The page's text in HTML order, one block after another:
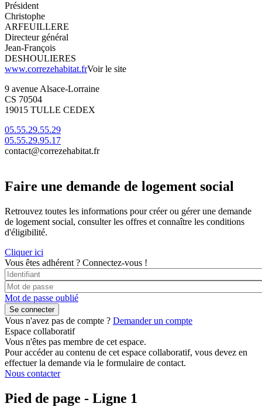
Président
Christophe
ARFEUILLERE
Directeur général
Jean-François
DESHOULIERES
www.correzehabitat.frVoir le site
9 avenue Alsace-Lorraine
CS 70504
19015 TULLE CEDEX
05.55.29.55.29
05.55.29.95.17
contact@correzehabitat.fr
Faire une demande de logement social
Retrouvez toutes les informations pour créer ou gérer une demande
de logement social, consulter les offres et connaître les conditions
d'éligibilité.
Cliquer ici
Vous êtes adhérent ? Connectez-vous !
Mot de passe oublié
Vous n'avez pas de compte ? Demander un compte
Espace collaboratif
Vous n'êtes pas membre de cet espace.
Pour accéder au contenu de cet espace collaboratif, vous devez en
effectuer la demande via le formulaire de contact.
Nous contacter
Pied de page - Ligne 1